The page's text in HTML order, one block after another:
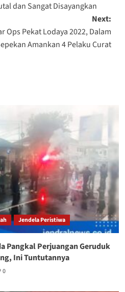
dan Sangat Disayangkan
Next:
Ops Pekat Lodaya 2022, Dalam
Amankan 4 Pelaku Curat
Jendela Peristiwa
Pangkal Perjuangan Geruduk
Ini Tuntutannya
0